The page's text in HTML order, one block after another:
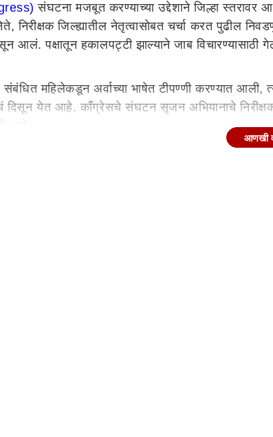
संघटना मजबूत करण्याच्या उद्देशाने जिल्हा
निरीक्षक जिल्ह्यातील नेतृत्वासोबत चर्चा करत पुढील
आलं. पक्षातून हकालपट्टी झाल्याने जाब विचारण्यासाठी
संबंधित महिलेकडून अर्वाच्या भाषेत टीपण्णी करण्यात
दिसून येत आहे. काँग्रेसचे संघटन सृजन अभियानाचे
बैठकीमध्ये आज मोठा गोंधळ पाहायला मिळाला.
आणखी